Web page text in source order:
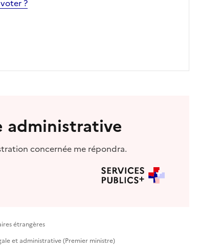
?
administrative
concernée me répondra.
étrangères
et administrative (Premier ministre)